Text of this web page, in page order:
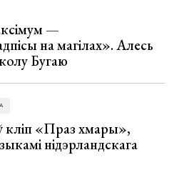
—
на магілах». Алесь
Бугаю
кліп «Праз хмары»,
нідэрландскага